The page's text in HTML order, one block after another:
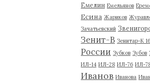
Емелин Емельянов
Есина Жариков
Зачатьевский
Зенит-В Зенитар-К
России Зубков Зубов
ИЛ-14 ИЛ-28 ИЛ-76 ИЛ-
Иванов Иванова